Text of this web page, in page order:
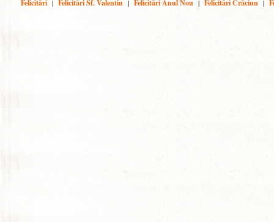
Felicitări | Felicitări Sf. Valentin | Felicitări Anul Nou | Felicitări Crăciun |